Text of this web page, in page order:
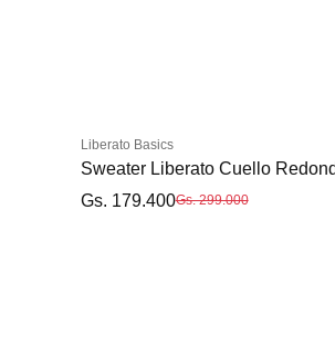
Liberato Basics
Sweater Liberato Cuello
Gs. 179.400Gs. 299.000